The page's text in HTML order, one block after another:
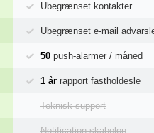
Ubegrænset kontakter
Ubegrænset e-mail
50 push-alarmer / måned
1 år rapport fastholdesle
Teknisk support
Notification skabelon